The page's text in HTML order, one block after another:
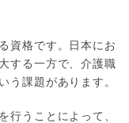
資格です。日本にお
する一方で、介護職
う課題があります。
行うことによって、